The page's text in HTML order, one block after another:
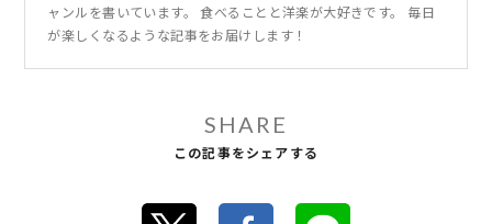
ャンルを書いています。 食べることと洋楽が大好きです。 毎日
が楽しくなるような記事をお届けします！
SHARE
この記事をシェアする